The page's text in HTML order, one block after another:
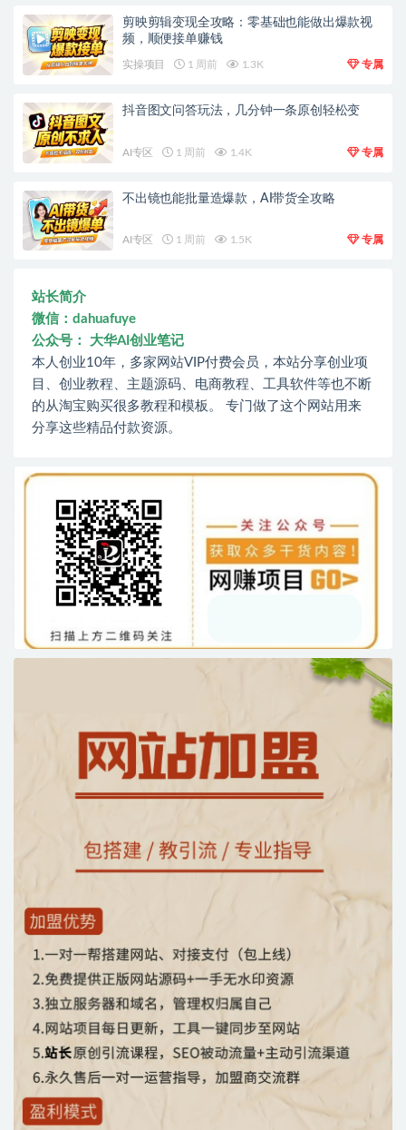
剪映剪辑变现全攻略：零基础也能做出爆款视
频，顺便接单赚钱
实操项目 1 周前 1.3K 专属
抖音图文问答玩法，几分钟一条原创轻松变
AI专区 1 周前 1.4K 专属
不出镜也能批量造爆款，AI带货全攻略
AI专区 1 周前 1.5K 专属
站长简介
微信：dahuafuye
公众号： 大华AI创业笔记
本人创业10年，多家网站VIP付费会员，本站分享创业项
目、创业教程、主题源码、电商教程、工具软件等也不断
的从淘宝购买很多教程和模板。 专门做了这个网站用来
分享这些精品付款资源。